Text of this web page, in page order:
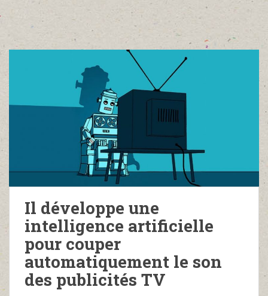
Il développe une
intelligence artificielle
pour couper
automatiquement le son
des publicités TV